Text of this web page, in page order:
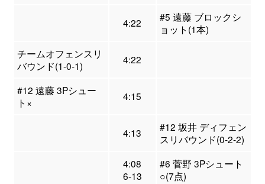
4:22
#5 遠藤 ブロックシ
ョット(1本)
チームオフェンスリ
バウンド(1-0-1)
4:22
#12 遠藤 3Pシュー
ト×
4:15
4:13
#12 坂井 ディフェン
スリバウンド(0-2-2)
4:08
6-13
#6 菅野 3Pシュート
○(7点)